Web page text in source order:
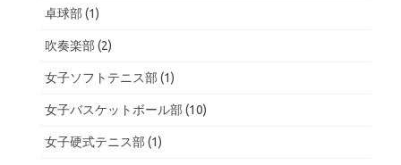
卓球部 (1)
吹奏楽部 (2)
女子ソフトテニス部 (1)
女子バスケットボール部 (10)
女子硬式テニス部 (1)